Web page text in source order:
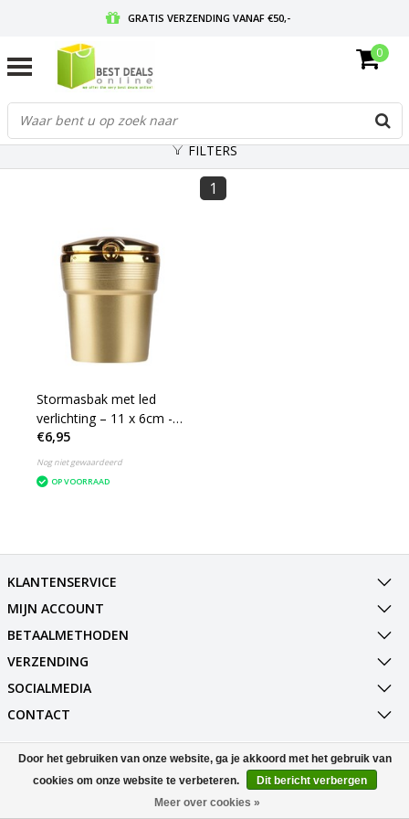
GRATIS VERZENDING VANAF €50,-
GRATIS RETOURNEREN EN 30 DAGEN BEDENKTIJD
0
FILTERS
1
Stormasbak met led
verlichting – 11 x 6cm -
Asbak voor in de Auto -
Goud
€6,95
Nog niet gewaardeerd
OP VOORRAAD
KLANTENSERVICE
MIJN ACCOUNT
BETAALMETHODEN
VERZENDING
SOCIALMEDIA
CONTACT
© Copyright 2026 Best Deals Online BV Powered byLightspeed
All rights reserved byInStijl Media
Door het gebruiken van onze website, ga je akkoord met het gebruik van
cookies om onze website te verbeteren.
Dit bericht verbergen
Meer over cookies »